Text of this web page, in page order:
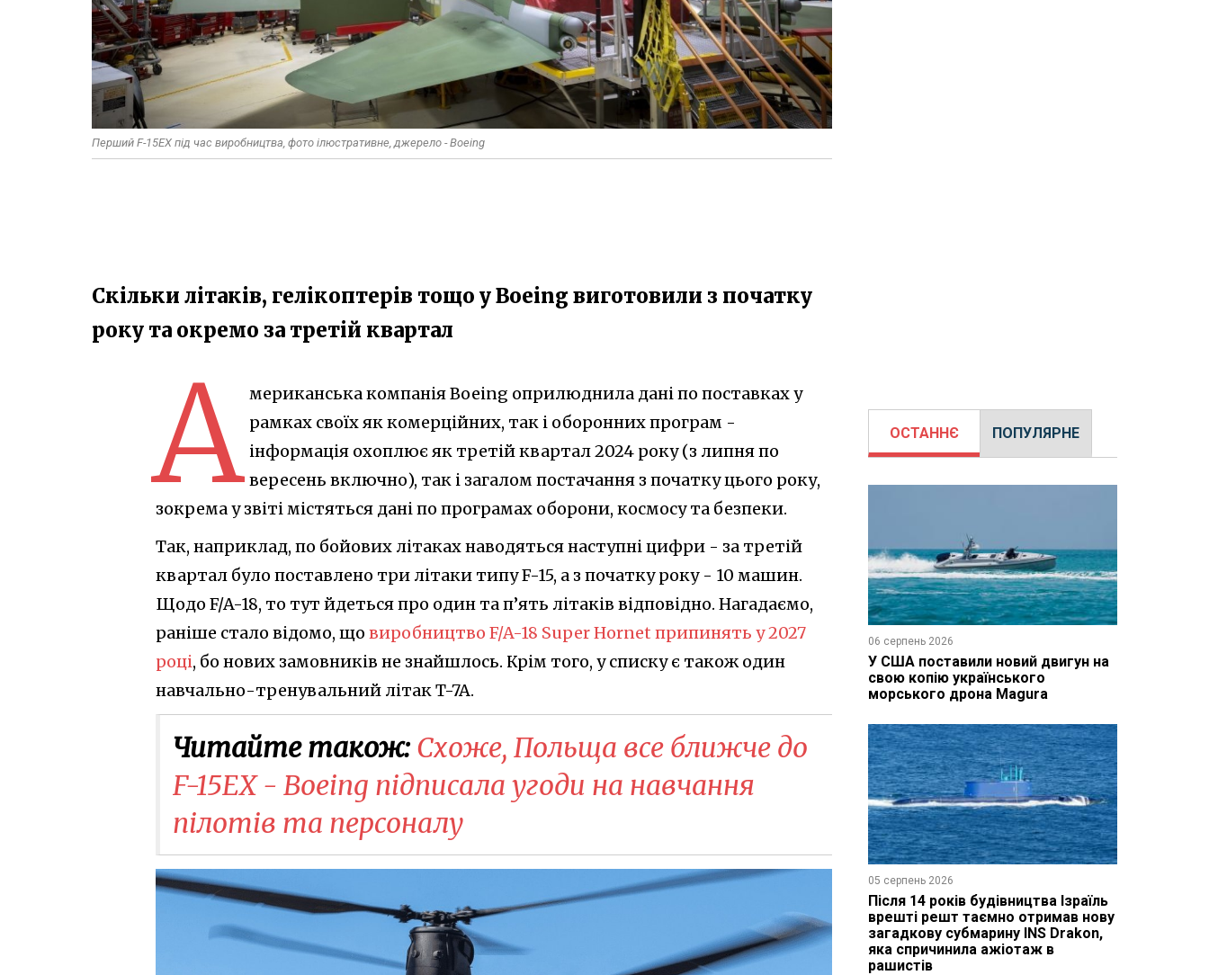
Перший F-15EX під час виробництва, фото ілюстративне, джерело - Boeing
Скільки літаків, гелікоптерів тощо у Boeing виготовили з початку
року та окремо за третій квартал
А мериканська компанія Boeing оприлюднила дані по поставках у
рамках своїх як комерційних, так і оборонних програм -
інформація охоплює як третій квартал 2024 року (з липня по
вересень включно), так і загалом постачання з початку цього року,
зокрема у звіті містяться дані по програмах оборони, космосу та безпеки.
Так, наприклад, по бойових літаках наводяться наступні цифри - за третій
квартал було поставлено три літаки типу F-15, а з початку року - 10 машин.
Щодо F/A-18, то тут йдеться про один та п’ять літаків відповідно. Нагадаємо,
раніше стало відомо, що виробництво F/A-18 Super Hornet припинять у 2027
році, бо нових замовників не знайшлось. Крім того, у списку є також один
навчально-тренувальний літак T-7A.
Читайте також: Схоже, Польща все ближче до
F-15EX - Boeing підписала угоди на навчання
пілотів та персоналу
ОСТАННЄ ПОПУЛЯРНЕ
06 серпень 2026
У США поставили новий двигун на
свою копію українського
морського дрона Magura
05 серпень 2026
Після 14 років будівництва Ізраїль
врешті решт таємно отримав нову
загадкову субмарину INS Drakon,
яка спричинила ажіотаж в
рашистів